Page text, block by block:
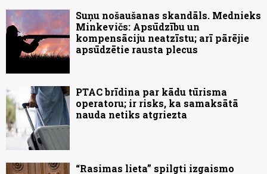
Suņu nošaušanas skandāls. Mednieks
Minkevičs: Apsūdzību un
kompensāciju neatzīstu; arī pārējie
apsūdzētie rausta plecus
PTAC brīdina par kādu tūrisma
operatoru; ir risks, ka samaksātā
nauda netiks atgriezta
“Rasimas lieta” spilgti izgaismo